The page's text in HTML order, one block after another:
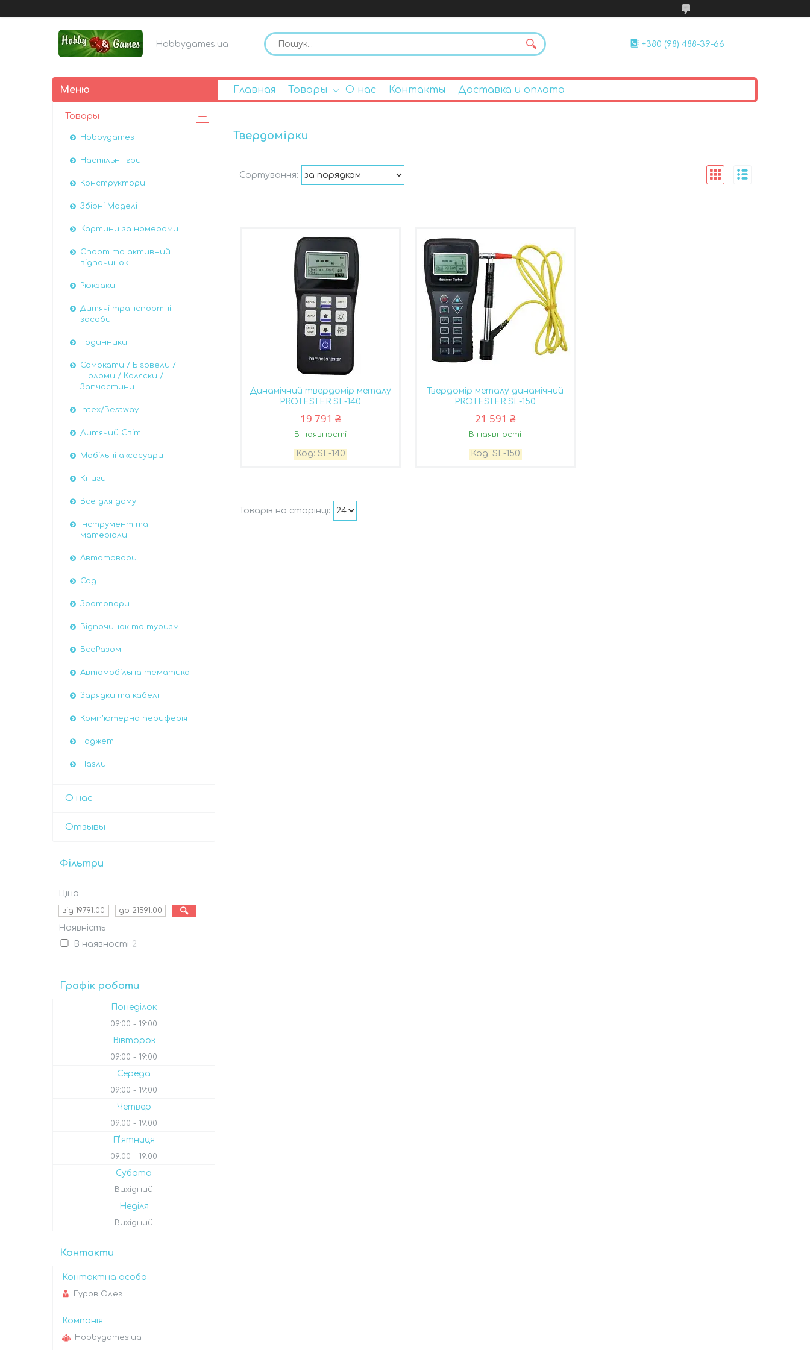
Hobbygames.ua +380 (98) 488-39-66
Главная Товары О нас Контакты Доставка и оплата
Твердомірки
Динамічний твердомір металу
PROTESTER SL-140
19 791 ₴
В наявності
SL-140
Твердомір металу динамічний
PROTESTER SL-150
21 591 ₴
В наявності
SL-150
Товары
Hobbygames
Настільні ігри
Конструктори
Збірні Моделі
Картини за номерами
Спорт та активний
відпочинок
Рюкзаки
Дитячі транспортні
засоби
Годинники
Самокати / Біговели /
Шоломи / Коляски /
Запчастини
Intex/Bestway
Дитячий Світ
Мобільні аксесуари
Книги
Все для дому
Інструмент та
матеріали
Автотовари
Сад
Зоотовари
Відпочинок та туризм
ВсеРазом
Автомобiльна тематика
Зарядки та кабелі
Комп'ютерна периферія
Ґаджеті
Пазли
О нас
Отзывы
Фільтри
Ціна
Наявність
В наявності 2
Графік роботи
Понеділок
09:00 19:00
Вівторок
09:00 19:00
Середа
09:00 19:00
Четвер
09:00 19:00
Пʼятниця
09:00 19:00
Субота
Вихідний
Неділя
Вихідний
Контакти
Гуров Олег
Hobbygames.ua